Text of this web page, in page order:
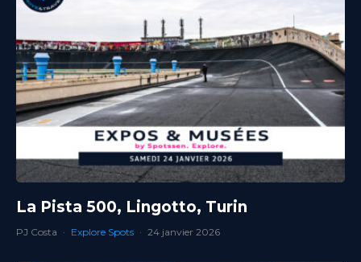
La Pista 500, Lingotto, Turin
PJ Costa · Explore Spots · 24 janvier 2026